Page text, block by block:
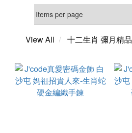
View All 十二生肖 彌月精品